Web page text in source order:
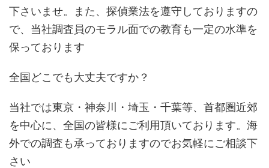
下さいませ。また、探偵業法を遵守しておりますの
で、当社調査員のモラル面での教育も一定の水準を
保っております
全国どこでも大丈夫ですか？
当社では東京・神奈川・埼玉・千葉等、首都圏近郊
を中心に、全国の皆様にご利用頂いております。海
外での調査も承っておりますのでお気軽にご相談下
さい